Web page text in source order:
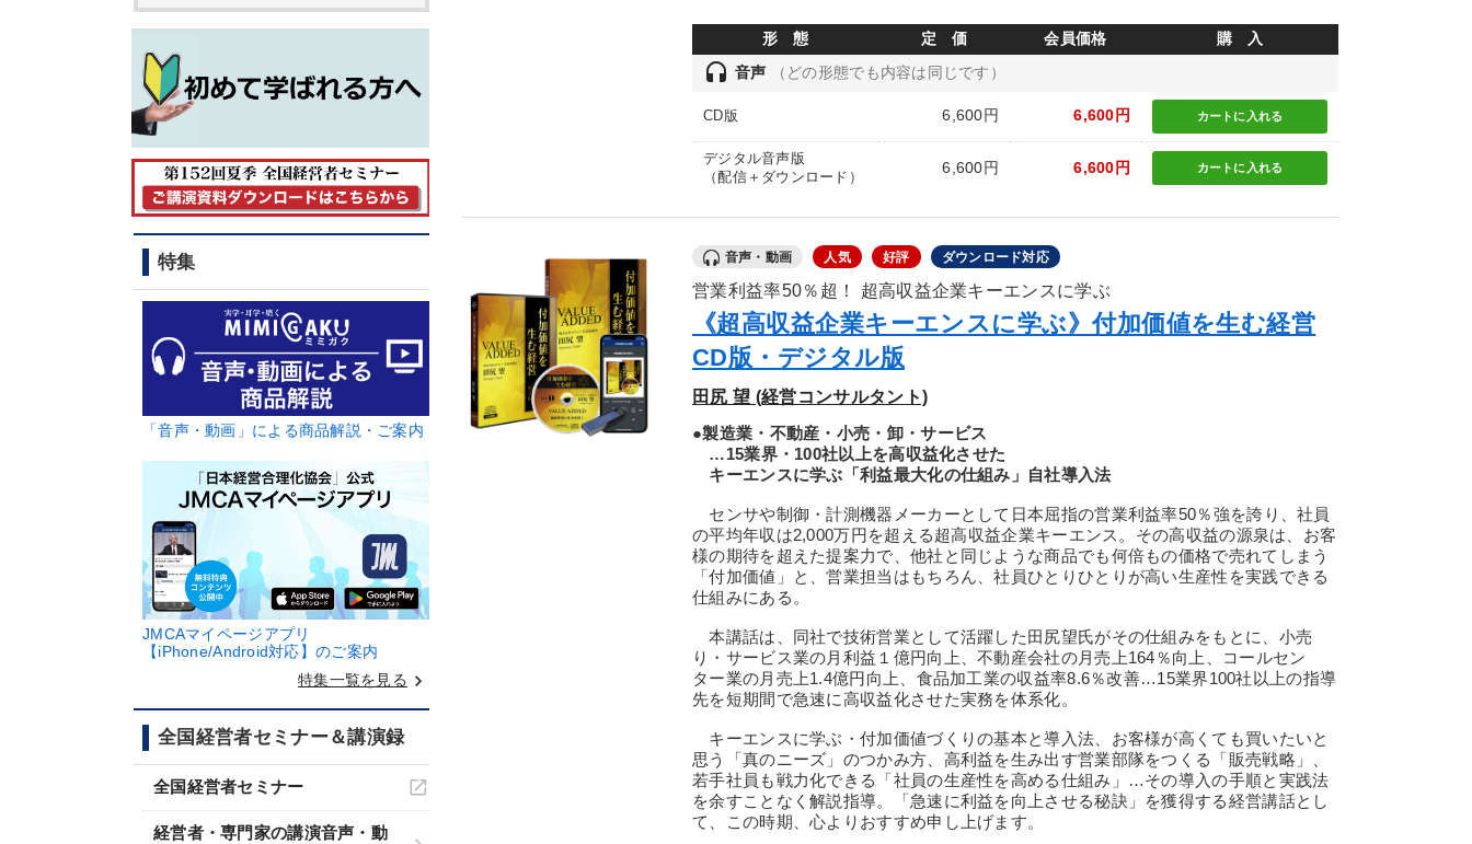
特集
「音声・動画」による商品解説・ご案内
JMCAマイページアプリ
【iPhone/Android対応】のご案内
特集一覧を見る keyboard_arrow_right
全国経営者セミナー＆講演録
全国経営者セミナー
経営者・専門家の講演音声・動
形 態 定 価 会員価格 購 入
headset 音声 （どの形態でも内容は同じです）
CD版 6,600円 6,600円 カートに 入れる
デジタル音声版
（配信＋ダウンロード）
6,600円 6,600円 カートに 入れる
音声・動画 人気 好評 ダウンロード対応
営業利益率50％超！ 超高収益企業キーエンスに学ぶ
《超高収益企業キーエンスに学ぶ》付加価値を生む経営
CD版・デジタル版
田尻 望 (経営コンサルタント)
●製造業・不動産・小売・卸・サービス
…15業界・100社以上を高収益化させた
キーエンスに学ぶ「利益最大化の仕組み」自社導入法
センサや制御・計測機器メーカーとして日本屈指の営業利益率50％強を誇り、社員
の平均年収は2,000万円を超える超高収益企業キーエンス。その高収益の源泉は、お客
様の期待を超えた提案力で、他社と同じような商品でも何倍もの価格で売れてしまう
「付加価値」と、営業担当はもちろん、社員ひとりひとりが高い生産性を実践できる
仕組みにある。
本講話は、同社で技術営業として活躍した田尻望氏がその仕組みをもとに、小売
り・サービス業の月利益１億円向上、不動産会社の月売上164％向上、コールセン
ター業の月売上1.4億円向上、食品加工業の収益率8.6％改善…15業界100社以上の指導
先を短期間で急速に高収益化させた実務を体系化。
キーエンスに学ぶ・付加価値づくりの基本と導入法、お客様が高くても買いたいと
思う「真のニーズ」のつかみ方、高利益を生み出す営業部隊をつくる「販売戦略」、
若手社員も戦力化できる「社員の生産性を高める仕組み」…その導入の手順と実践法
を余すことなく解説指導。「急速に利益を向上させる秘訣」を獲得する経営講話とし
て、この時期、心よりおすすめ申し上げます。